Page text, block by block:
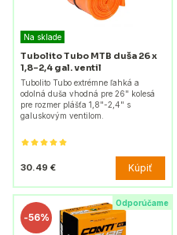
Na sklade
Tubolito Tubo MTB duša 26 x
1,8-2,4 gal. ventil
Tubolito Tubo extrémne ľahká a
odolná duša vhodná pre 26" kolesá
pre rozmer plášťa 1,8"-2,4" s
galuskovým ventilom.
30.49 € Kúpiť
Odporúčame
-56%